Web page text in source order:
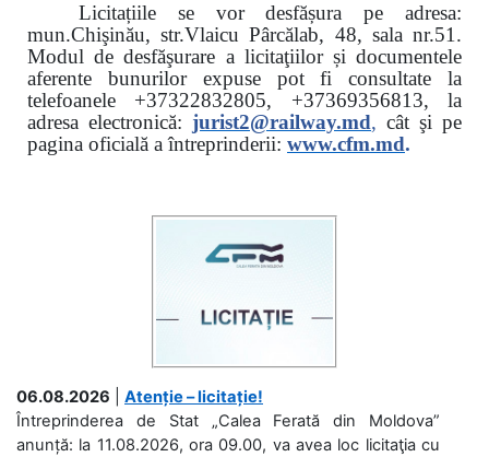
Licitațiile se vor desfășura pe adresa:
mun.Chişinău, str.Vlaicu Pârcălab, 48, sala nr.51.
Modul de desfăşurare a licitaţiilor și documentele
aferente bunurilor expuse pot fi consultate la
telefoanele +37322832805, +37369356813, la
adresa electronică: jurist2@railway.md, cât şi pe
pagina oficială a întreprinderii: www.cfm.md.
06.08.2026
Atenție – licitație!
Întreprinderea de Stat „Calea Ferată din Moldova”
anunță: la 11.08.2026, ora 09.00, va avea loc licitaţia cu